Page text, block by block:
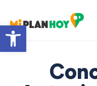
Abrir barra de herramientas